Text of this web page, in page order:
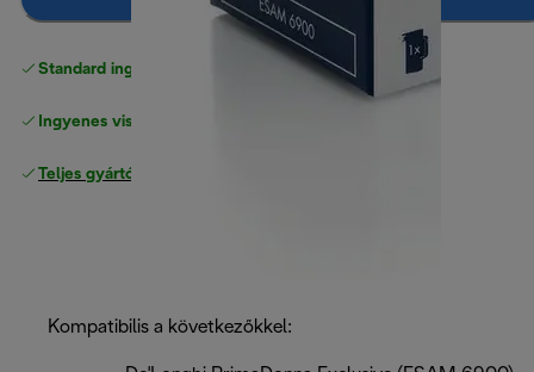
Standard ingyenes kiszállítás 17500 Ft
Ingyenes visszaküldés
Teljes gyártói garancia
Kompatibilis a következőkkel: